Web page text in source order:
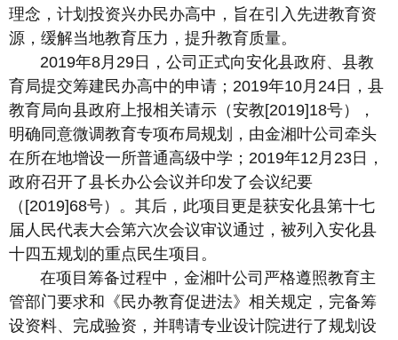
理念，计划投资兴办民办高中，旨在引入先进教育资
源，缓解当地教育压力，提升教育质量。
2019年8月29日，公司正式向安化县政府、县教
育局提交筹建民办高中的申请；2019年10月24日，县
教育局向县政府上报相关请示（安教[2019]18号），
明确同意微调教育专项布局规划，由金湘叶公司牵头
在所在地增设一所普通高级中学；2019年12月23日，
政府召开了县长办公会议并印发了会议纪要
（[2019]68号）。其后，此项目更是获安化县第十七
届人民代表大会第六次会议审议通过，被列入安化县
十四五规划的重点民生项目。
在项目筹备过程中，金湘叶公司严格遵照教育主
管部门要求和《民办教育促进法》相关规定，完备筹
设资料、完成验资，并聘请专业设计院进行了规划设